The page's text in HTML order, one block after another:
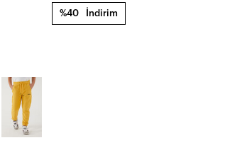
%40 İndirim